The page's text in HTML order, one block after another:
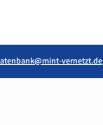
vernetzt.de